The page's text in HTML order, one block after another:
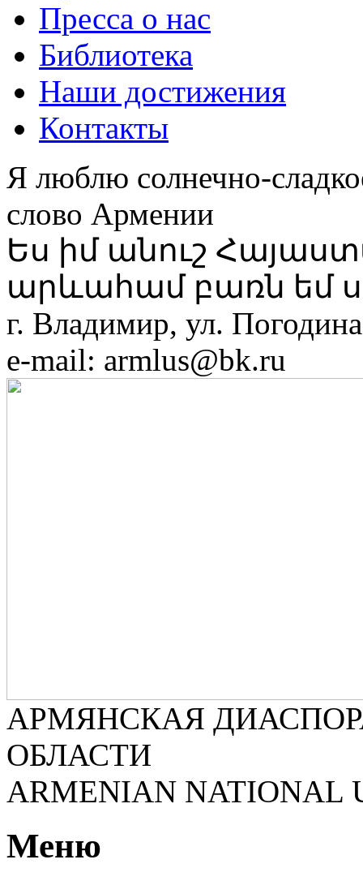
Пресса о нас
Библиотека
Наши достижения
Контакты
Я люблю солнечно-
слово Армении
Ես իմ անուշ
արևահամ բառն եմ
г. Владимир, ул.
e-mail: armlus@bk.ru
АРМЯНСКАЯ
ОБЛАСТИ
ARMENIAN NATIONAL
Меню